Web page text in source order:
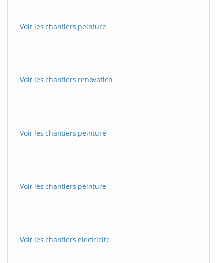
Voir les chantiers peinture
Voir les chantiers renovation
Voir les chantiers peinture
Voir les chantiers peinture
Voir les chantiers electricite